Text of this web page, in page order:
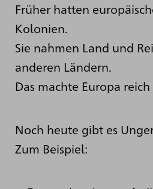
Früher hatten
Kolonien.
Sie nahmen Land und
anderen Ländern.
Das machte Europa
Noch heute gibt es
Zum Beispiel: